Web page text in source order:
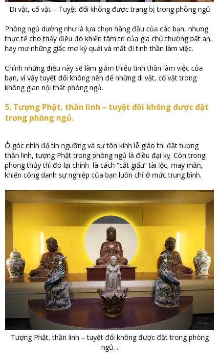
Di vật, cổ vật – Tuyệt đối không được trang bị trong phòng ngủ.
Phòng ngủ dường như là lựa chọn hàng đầu của các bạn, nhưng
thực tế cho thấy điều đó khiến tâm trí của gia chủ thường bất an,
hay mơ những giấc mơ kỳ quái và mất đi tinh thần làm việc.
Chính những điều này sẽ làm giảm thiểu tinh thần làm việc của
bạn, vì vậy tuyệt đối không nên để những di vật, cổ vật trong
không gian nội thất phòng ngủ.
5. Tượng Phật, thần linh – tuyệt đối không được đặt
trong phòng ngủ.
Ở góc nhìn độ tín ngưỡng và sự tôn kính lễ giáo thì đặt tượng
thần linh, tượng Phật trong phòng ngủ là điều đại kỵ. Còn trong
phong thủy thì đó lại chính là cách “cất giấu” tài lộc, may mắn,
khiến công danh sự nghiệp của bạn luôn chỉ ở mức trung bình.
Tượng Phật, thần linh – tuyệt đối không được đặt trong phòng
ngủ. .